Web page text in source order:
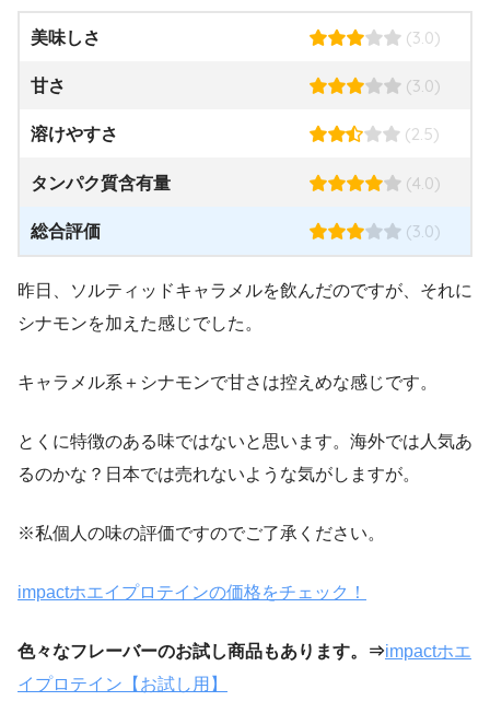
美味しさ (3.0)
甘さ (3.0)
溶けやすさ (2.5)
タンパク質含有量 (4.0)
総合評価 (3.0)
昨日、ソルティッドキャラメルを飲んだのですが、それに
シナモンを加えた感じでした。
キャラメル系＋シナモンで甘さは控えめな感じです。
とくに特徴のある味ではないと思います。海外では人気あ
るのかな？日本では売れないような気がしますが。
※私個人の味の評価ですのでご了承ください。
impactホエイプロテインの価格をチェック！
色々なフレーバーのお試し商品もあります。⇒impactホエ
イプロテイン【お試し用】